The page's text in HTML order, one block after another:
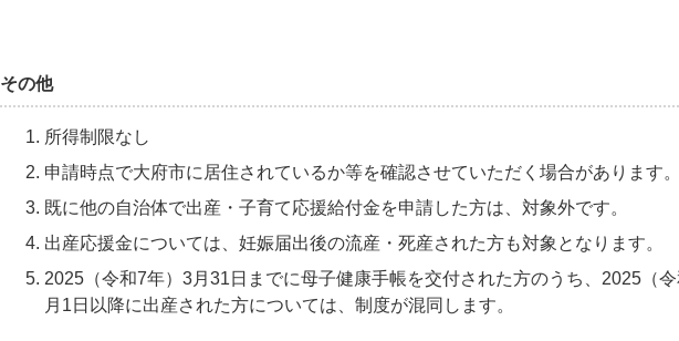
その他
所得制限なし
申請時点で大府市に居住されているか等を確認させていただく場合があります。
既に他の自治体で出産・子育て応援給付金を申請した方は、対象外です。
出産応援金については、妊娠届出後の流産・死産された方も対象となります。
2025（令和7年）3月31日までに母子健康手帳を交付された方のうち、2025（
月1日以降に出産された方については、制度が混同します。